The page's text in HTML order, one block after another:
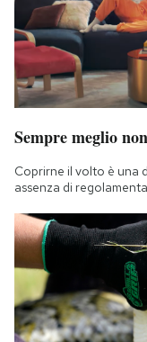
Sempre meglio
Coprirne il volto è una
assenza di